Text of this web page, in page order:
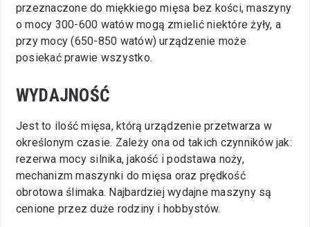
przeznaczone do miękkiego mięsa bez kości, maszyny
o mocy 300-600 watów mogą zmielić niektóre żyły, a
przy mocy (650-850 watów) urządzenie może
posiekać prawie wszystko.
WYDAJNOŚĆ
Jest to ilość mięsa, którą urządzenie przetwarza w
określonym czasie. Zależy ona od takich czynników jak:
rezerwa mocy silnika, jakość i podstawa noży,
mechanizm maszynki do mięsa oraz prędkość
obrotowa ślimaka. Najbardziej wydajne maszyny są
cenione przez duże rodziny i hobbystów.